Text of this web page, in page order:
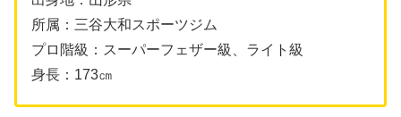
所属：三谷大和スポーツジム
プロ階級：スーパーフェザー級、ライト級
身長：173㎝